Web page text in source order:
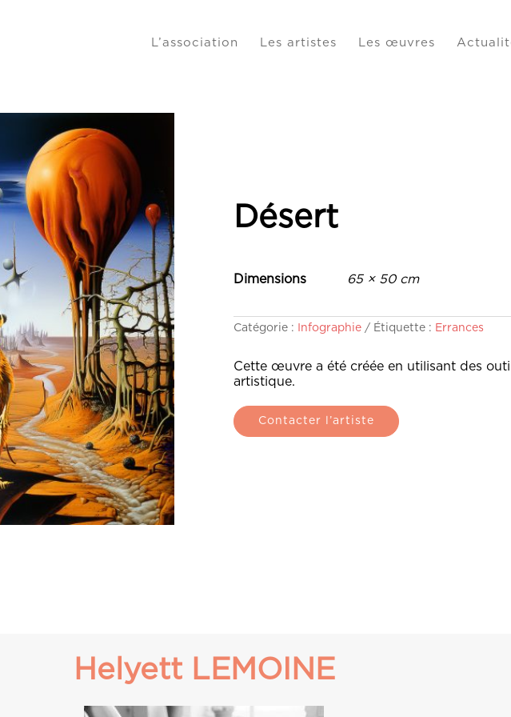
L’association Les artistes Les œuvres
Désert
Dimensions 65 × 50 cm
Catégorie : Infographie Étiquette : Errances
Cette œuvre a été créée en utilisant des
artistique.
Contacter l’artiste
Helyett LEMOINE